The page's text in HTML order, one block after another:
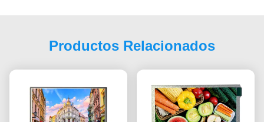
Productos Relacionados